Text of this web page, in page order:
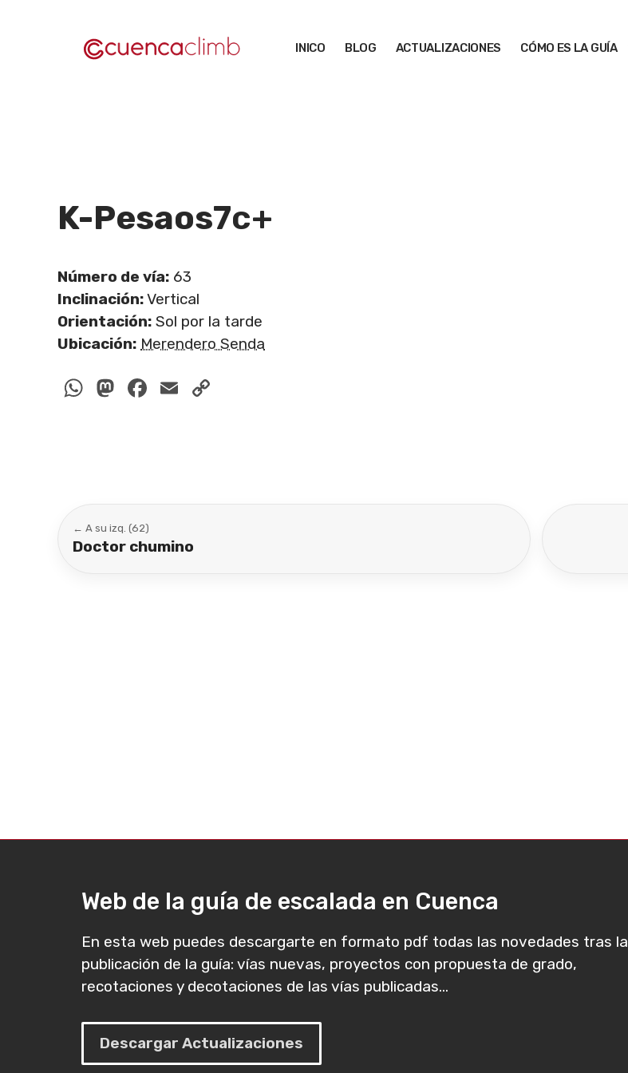
INICO BLOG ACTUALIZACIONES CÓMO ES LA GUÍA
K-Pesaos7c+
Número de vía: 63
Inclinación:Vertical
Orientación: Sol por la tarde
Ubicación: Merendero Senda
WhatsApp
Mastodon
Facebook
Email
← A su izq. (62)
Doctor chumino
Web de la guía de escalada en Cuenca
En esta web puedes descargarte en formato pdf todas las novedades tras la
publicación de la guía: vías nuevas, proyectos con propuesta de grado,
recotaciones y decotaciones de las vías publicadas...
Descargar Actualizaciones